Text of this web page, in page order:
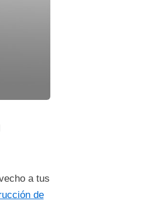
a tus
de